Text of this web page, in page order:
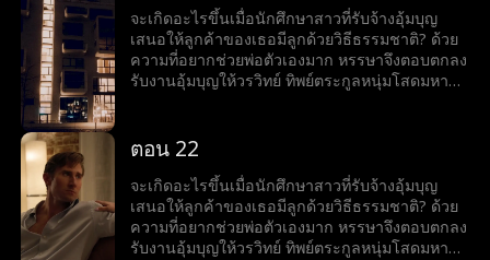
รวิทย์รู้สึกเหมือนกันหรือเปล่า?
จะเกิดอะไรขึ้นเมื่อนักศึกษาสาวที่รับจ้างอุ้มบุญ
เสนอให้ลูกค้าของเธอมีลูกด้วยวิธีธรรมชาติ? ด้วย
ความที่อยากช่วยพ่อตัวเองมาก หรรษาจึงตอบตกลง
รับงานอุ้มบุญให้วรวิทย์ ทิพย์ตระกูลหนุ่มโสดมหา
เลือนลาง หรรษาก็พบว่าตัวเองไม่อาจต้านทาน
รวิทย์รู้สึกเหมือนกันหรือเปล่า?
ตอน 22
จะเกิดอะไรขึ้นเมื่อนักศึกษาสาวที่รับจ้างอุ้มบุญ
เสนอให้ลูกค้าของเธอมีลูกด้วยวิธีธรรมชาติ? ด้วย
ความที่อยากช่วยพ่อตัวเองมาก หรรษาจึงตอบตกลง
รับงานอุ้มบุญให้วรวิทย์ ทิพย์ตระกูลหนุ่มโสดมหา